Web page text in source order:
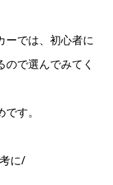
ーでは、初心者に
で選んでみてく
す。
に/